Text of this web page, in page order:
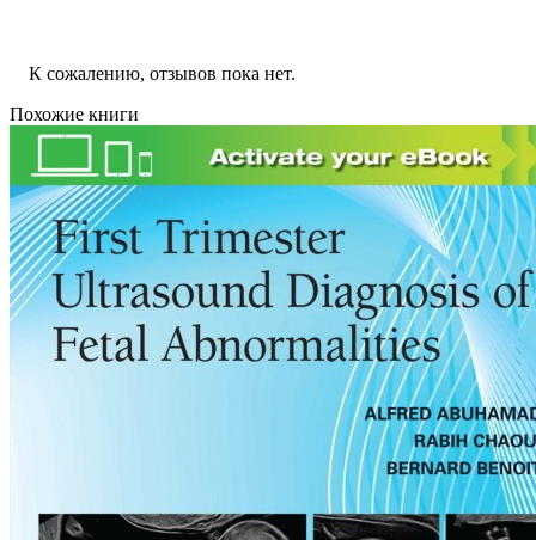
К сожалению, отзывов пока нет.
Похожие книги